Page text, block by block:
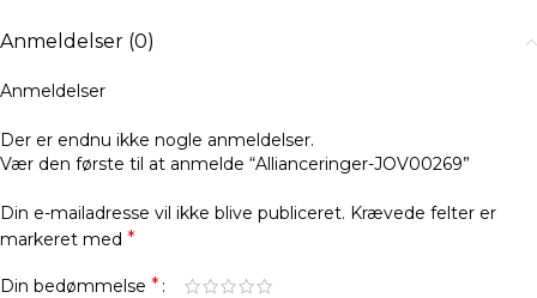
Anmeldelser (0)
Anmeldelser
Der er endnu ikke nogle anmeldelser.
Vær den første til at anmelde “Allianceringer-JOV00269”
Din e-mailadresse vil ikke blive publiceret. Krævede felter er
markeret med *
Din bedømmelse *